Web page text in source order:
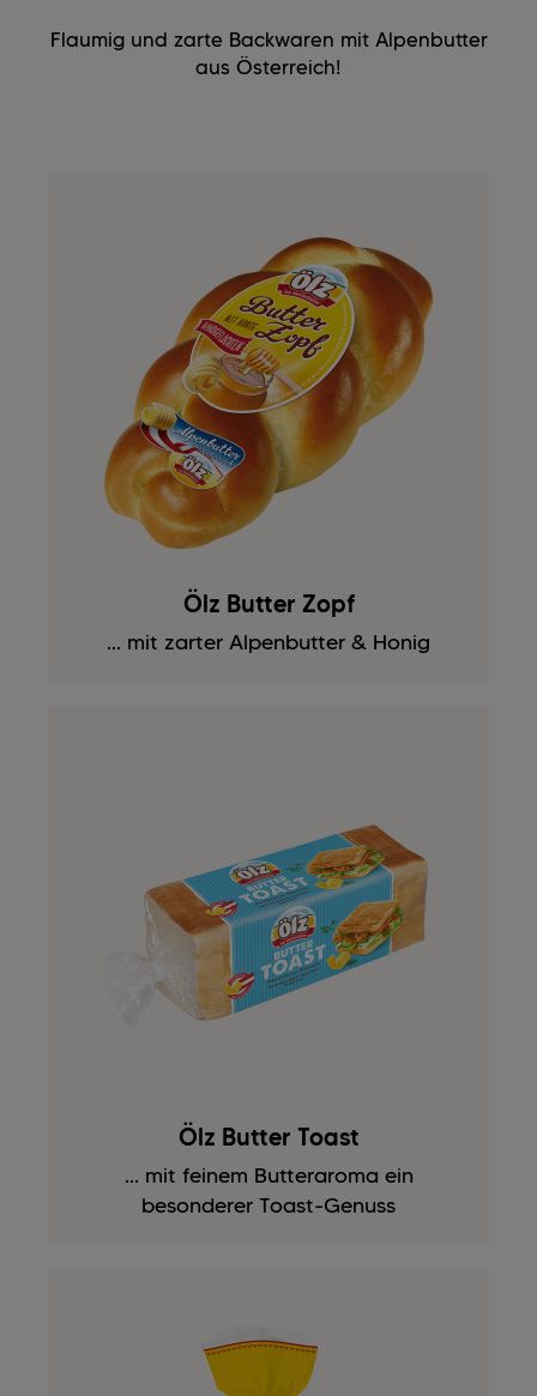
Flaumig und zarte Backwaren mit Alpenbutter
aus Österreich!
Ölz Butter Zopf
... mit zarter Alpenbutter & Honig
Ölz Butter Toast
... mit feinem Butteraroma ein
besonderer Toast-Genuss